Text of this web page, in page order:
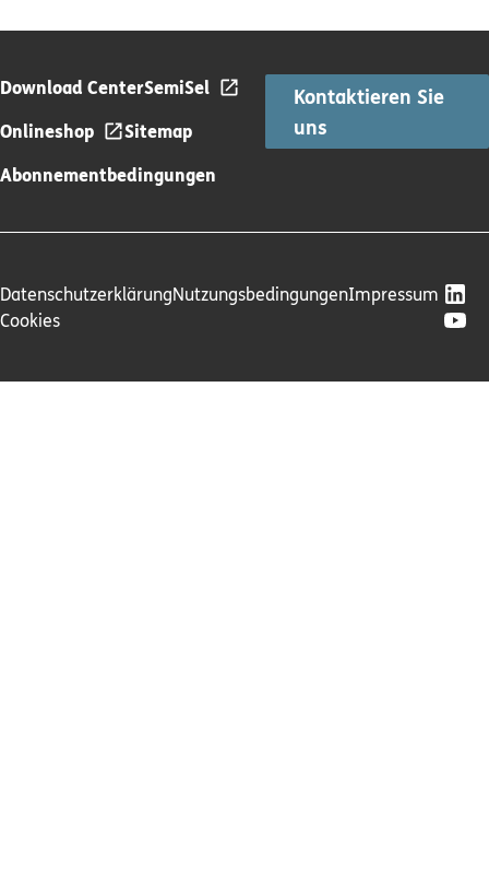
Download CenterSemiSel
Onlineshop
Sitemap
Abonnementbedingungen
Kontaktieren Sie
uns
DatenschutzerklärungNutzungsbedingungenImpressum
Cookies